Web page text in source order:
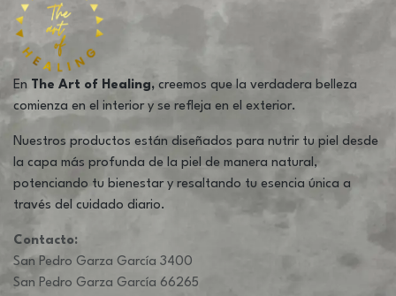
En The Art of Healing, creemos que la verdadera belleza
comienza en el interior y se refleja en el exterior.
Nuestros productos están diseñados para nutrir tu piel desde
la capa más profunda de la piel de manera natural,
potenciando tu bienestar y resaltando tu esencia única a
través del cuidado diario.
Contacto:
San Pedro Garza García 3400
San Pedro Garza García 66265